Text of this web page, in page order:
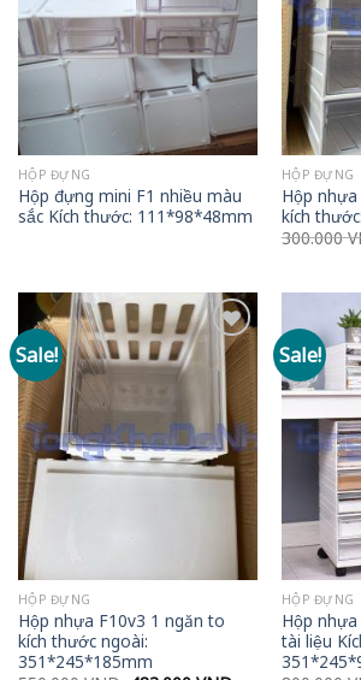
HỘP ĐỰNG
Hộp đựng mini F1 nhiều màu
sắc Kích thước: 111*98*48mm
HỘP ĐỰNG
Hộp
kích
300.000
Sale!
Add to
HỘP ĐỰNG
Hộp nhựa F10v3 1 ngăn to
kích thước ngoài:
351*245*185mm
Sale!
HỘP ĐỰNG
Hộp
tài liệu